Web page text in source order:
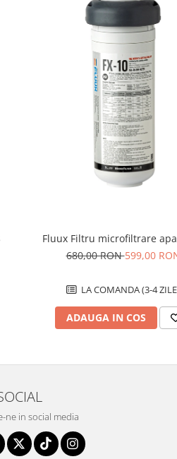
Fluux Filtru microfiltrare apa
680,00 RON599,00
LA COMANDA (3-4
ADAUGA IN COS
ne in social media